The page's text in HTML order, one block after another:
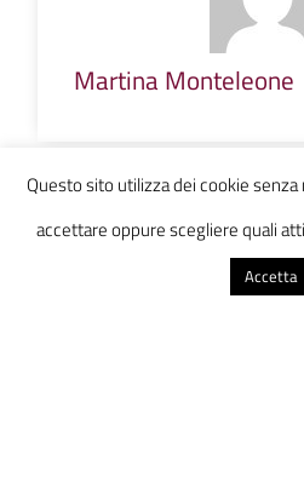
Martina Monteleone
0 commenti
Invia un commento
Questo sito utilizza dei cookie
accettare oppure scegliere quali
Accetta